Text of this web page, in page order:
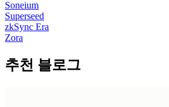
Soneium
Superseed
zkSync Era
Zora
추천 블로그